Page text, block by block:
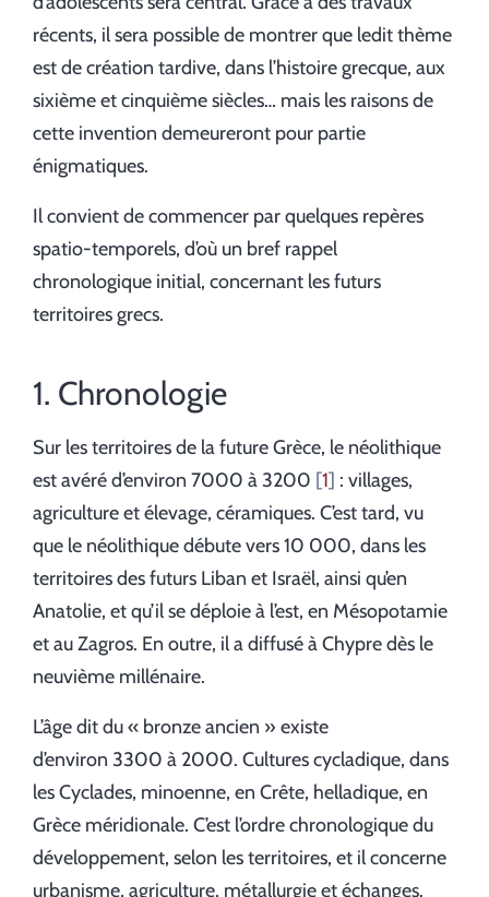
récents, il sera possible de montrer que ledit thème
est de création tardive, dans l’histoire grecque, aux
sixième et cinquième siècles… mais les raisons de
cette invention demeureront pour partie
énigmatiques.
Il convient de commencer par quelques repères
spatio-temporels, d’où un bref rappel
chronologique initial, concernant les futurs
territoires grecs.
1. Chronologie
Sur les territoires de la future Grèce, le néolithique
est avéré d’environ 7000 à 3200 1 : villages,
agriculture et élevage, céramiques. C’est tard, vu
que le néolithique débute vers 10 000, dans les
territoires des futurs Liban et Israël, ainsi qu’en
Anatolie, et qu’il se déploie à l’est, en Mésopotamie
et au Zagros. En outre, il a diffusé à Chypre dès le
neuvième millénaire.
L’âge dit du « bronze ancien » existe
d’environ 3300 à 2000. Cultures cycladique, dans
les Cyclades, minoenne, en Crête, helladique, en
Grèce méridionale. C’est l’ordre chronologique du
développement, selon les territoires, et il concerne
urbanisme, agriculture, métallurgie et échanges.